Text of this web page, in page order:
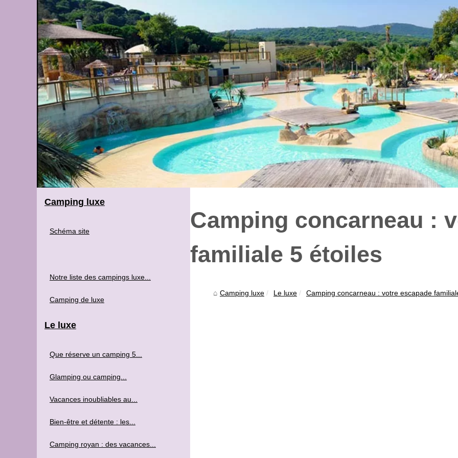
Camping concarneau :
familiale 5 étoiles
Camping luxe Le luxe Camping concarneau : votre escapade
Camping luxe
Schéma site
Notre liste des campings luxe...
Camping de luxe
Le luxe
Que réserve un camping 5...
Glamping ou camping...
Vacances inoubliables au...
Bien-être et détente : les...
Camping royan : des vacances...